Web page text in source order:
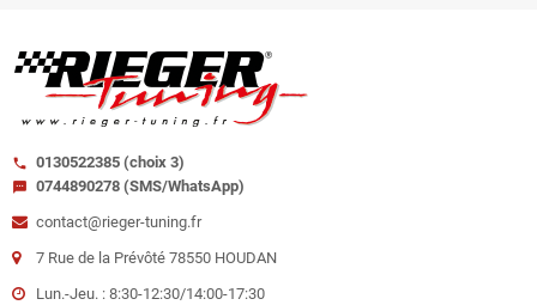
call 0130522385 (choix 3)
sms
0744890278 (SMS/WhatsApp)
contact@rieger-tuning.fr
7 Rue de la Prévôté 78550 HOUDAN
Lun.-Jeu. : 8:30-12:30/14:00-17:30